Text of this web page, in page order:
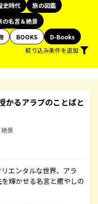
史時代
旅の図鑑
の名言＆絶景
BOOKS
D-Books
絞り込み条件を追加
かるアラブのことばと
景
エンタルな世界、アラ
輝かせる名言と癒やしの